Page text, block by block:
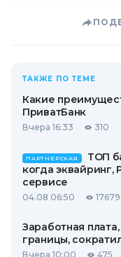
ТАКЖЕ ПО ТЕМЕ
Какие
ПриватБанк
Вчера 16:33 310
ПАРТНЕРСКАЯ
ТОП
когда
сервисе
04.08 06:50 17679
Заработная
границы,
Вчера 10:00 475